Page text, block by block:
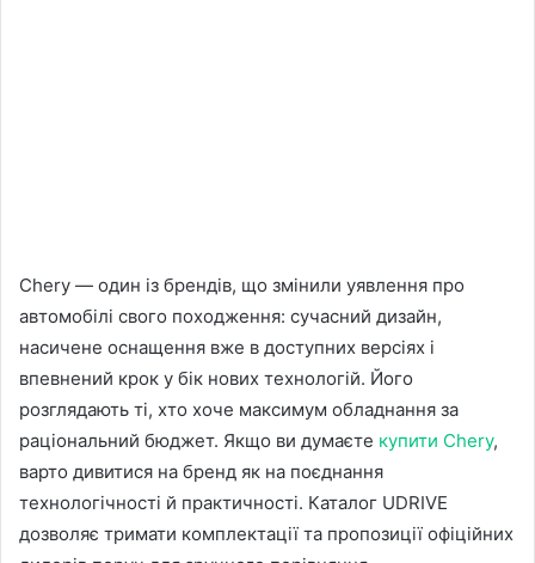
Chery — один із брендів, що змінили уявлення про
автомобілі свого походження: сучасний дизайн,
насичене оснащення вже в доступних версіях і
впевнений крок у бік нових технологій. Його
розглядають ті, хто хоче максимум обладнання за
раціональний бюджет. Якщо ви думаєте купити Chery,
варто дивитися на бренд як на поєднання
технологічності й практичності. Каталог UDRIVE
дозволяє тримати комплектації та пропозиції офіційних